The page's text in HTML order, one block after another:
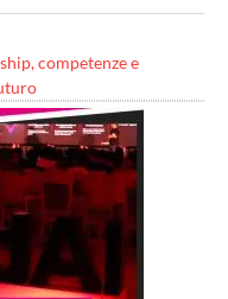
competenze e